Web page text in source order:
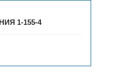
1-155-4